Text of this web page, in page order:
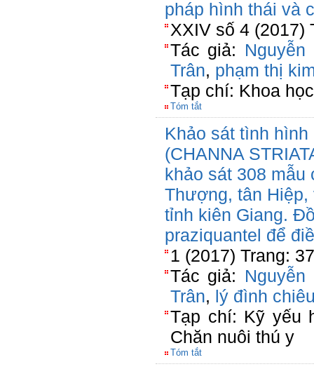
pháp hình thái và
XXIV số 4 (2017)
Tác giả:
Trân, phạm thị
Tạp chí: Khoa
Tóm tắt
Khảo sát tình
(CHANNA
khảo sát 308 mẫu
Thượng, tân Hiệp,
tỉnh kiên Giang.
praziquantel để
1 (2017) Trang:
Tác giả:
Trân, lý đình
Tạp chí: Kỹ yếu
Chăn nuôi thú y
Tóm tắt